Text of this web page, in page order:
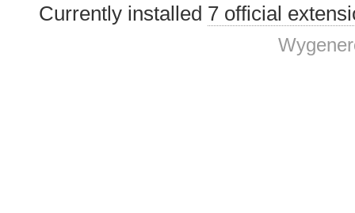
Currently installed 7 official